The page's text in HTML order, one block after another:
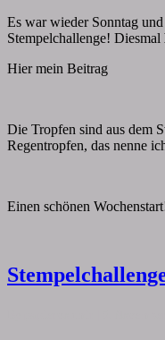
Es war wieder Sonntag
Stempelchallenge! Diesmal
Hier mein Beitrag
Die Tropfen sind aus dem
Regentropfen, das nenne
Einen schönen
Stempelchallenge
von